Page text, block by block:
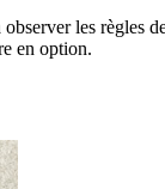
les règles
en option.